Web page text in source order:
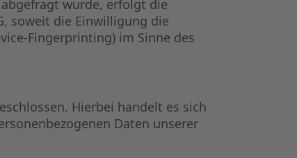
wurde, erfolgt die
soweit die Einwilligung die
Fingerprinting) im Sinne des
Hierbei handelt es sich
Daten unserer